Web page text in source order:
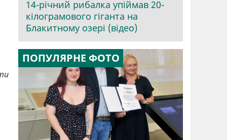
14-річний рибалка упіймав 20-
кілограмового гіганта на
Блакитному озері (відео)
ПОПУЛЯРНЕ ФОТО